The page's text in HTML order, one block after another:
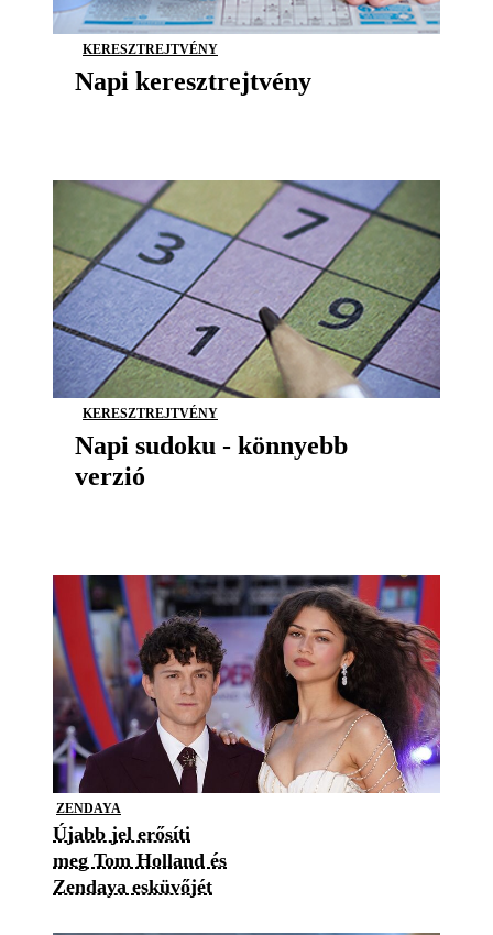
KERESZTREJTVÉNY
Napi keresztrejtvény
KERESZTREJTVÉNY
Napi sudoku - könnyebb
verzió
ZENDAYA
Újabb jel erősíti
meg Tom Holland és
Zendaya esküvőjét